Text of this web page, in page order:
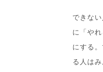
できな
に「や
にする
る人は